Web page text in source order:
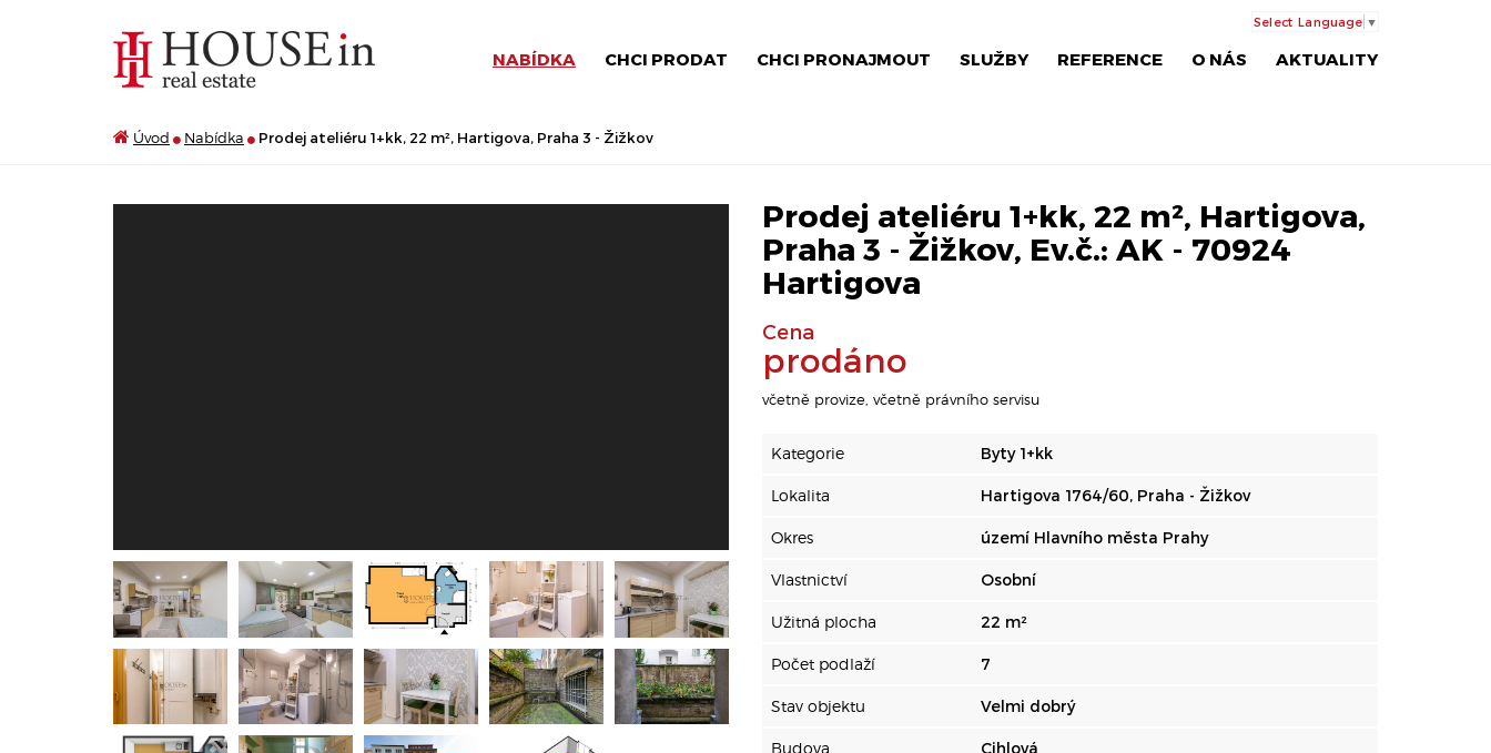
NABÍDKA CHCI PRODAT CHCI PRONAJMOUT SLUŽBY REFERENCE O NÁS AKTUALITY
Select Language ▼
Úvod Nabídka Prodej ateliéru 1+kk, 22 m², Hartigova, Praha 3 - Žižkov
Prodej ateliéru 1+kk, 22 m², Hartigova,
Praha 3 - Žižkov, Ev.č.: AK - 70924
Hartigova
Cena
prodáno
včetně provize, včetně právního servisu
Kategorie Byty 1+kk
Lokalita Hartigova 1764/60, Praha - Žižkov
Okres území Hlavního města Prahy
Vlastnictví Osobní
Užitná plocha 22 m²
Počet podlaží 7
Stav objektu Velmi dobrý
Budova Cihlová